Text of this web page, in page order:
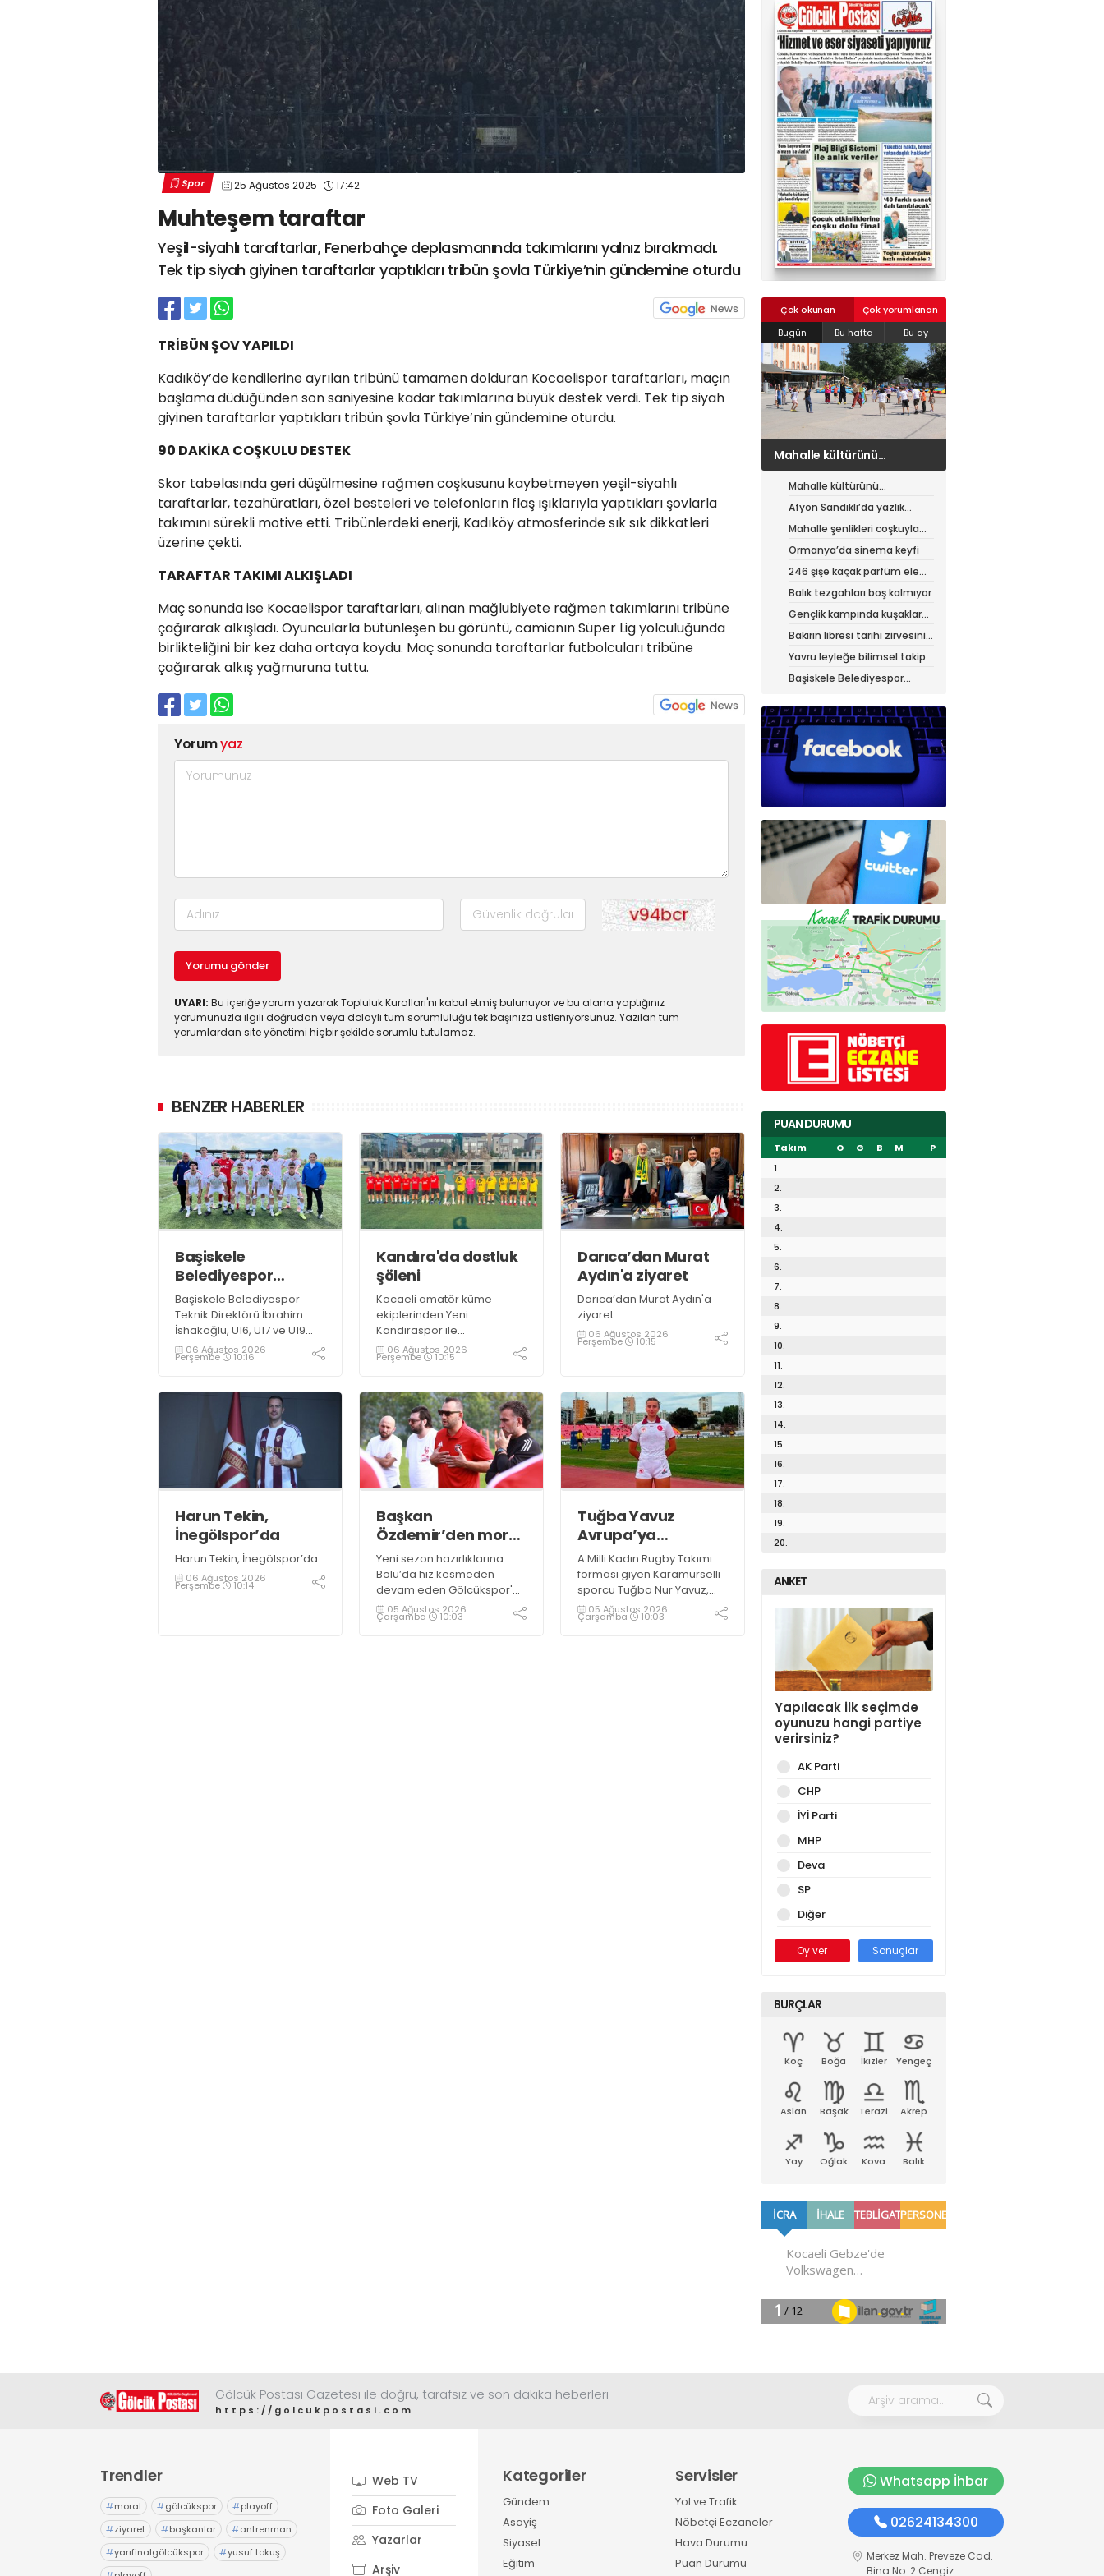
Spor 25 Ağustos 2025 17:42
Muhteşem taraftar
Yeşil-siyahlı taraftarlar, Fenerbahçe deplasmanında takımlarını yalnız bırakmadı.
Tek tip siyah giyinen taraftarlar yaptıkları tribün şovla Türkiye’nin gündemine oturdu
TRİBÜN ŞOV YAPILDI
Kadıköy’de kendilerine ayrılan tribünü tamamen dolduran Kocaelispor taraftarları, maçın
başlama düdüğünden son saniyesine kadar takımlarına büyük destek verdi. Tek tip siyah
giyinen taraftarlar yaptıkları tribün şovla Türkiye’nin gündemine oturdu.
90 DAKİKA COŞKULU DESTEK
Skor tabelasında geri düşülmesine rağmen coşkusunu kaybetmeyen yeşil-siyahlı
taraftarlar, tezahüratları, özel besteleri ve telefonların flaş ışıklarıyla yaptıkları şovlarla
takımını sürekli motive etti. Tribünlerdeki enerji, Kadıköy atmosferinde sık sık dikkatleri
üzerine çekti.
TARAFTAR TAKIMI ALKIŞLADI
Maç sonunda ise Kocaelispor taraftarları, alınan mağlubiyete rağmen takımlarını tribüne
çağırarak alkışladı. Oyuncularla bütünleşen bu görüntü, camianın Süper Lig yolculuğunda
birlikteliğini bir kez daha ortaya koydu. Maç sonunda taraftarlar futbolcuları tribüne
çağırarak alkış yağmuruna tuttu.
Yorumyaz
Yorumu gönder
UYARI: Bu içeriğe yorum yazarak Topluluk Kuralları'nı kabul etmiş bulunuyor ve bu alana yaptığınız
yorumunuzla ilgili doğrudan veya dolaylı tüm sorumluluğu tek başınıza üstleniyorsunuz. Yazılan tüm
yorumlardan site yönetimi hiçbir şekilde sorumlu tutulamaz.
BENZER HABERLER
Başiskele
Belediyespor
Gelişim Ligi’ne hazır
Başiskele Belediyespor
Teknik Direktörü İbrahim
İshakoğlu, U16, U17 ve U19
takımlarının mücadele
edeceği Gelişim Ligi
bulundu. Genç oyuncuların
gelişimine dikkat çeken
İshakoğlu, hedeflerinin
sadece sonuç almak değil,
Türk futboluna örnek
sporcular kazandırmak
olduğunu söyledi
06 Ağustos 2026
Perşembe 10:16
Kandıra'da dostluk
şöleni
Kocaeli amatör küme
ekiplerinden Yeni
Kandıraspor ile
Bekirderespor'un U10, U11 ve
U12 yaş kategorilerindeki
maçında karşılaştı. Yaklaşık
100 genç futbolcunun ter
döktüğü maçların ardından
sporculara Kandıra'nın
yöresel lezzeti mancarlı
pide ve karpuz ikram edildi
06 Ağustos 2026
Perşembe 10:15
Darıca’dan Murat
Aydın'a ziyaret
Darıca’dan Murat Aydın'a
ziyaret
06 Ağustos 2026
Perşembe 10:15
Harun Tekin,
İnegölspor’da
Harun Tekin, İnegölspor’da
06 Ağustos 2026
Perşembe 10:14
Başkan
Özdemir’den moral
ziyareti
Yeni sezon hazırlıklarına
Bolu’da hız kesmeden
devam eden Gölcükspor'a,
Kulüp Başkanı Kadir
Özdemir ve Başkan
05 Ağustos 2026
Çarşamba 10:03
Tuğba Yavuz
Avrupa’ya
hazırlanıyor
A Milli Kadın Rugby Takımı
forması giyen Karamürselli
sporcu Tuğba Nur Yavuz,
Hamburg ve Split'teki
Championship Serisi’nde
05 Ağustos 2026
Çarşamba 10:03
Çok okunan
Çok yorumlanan
Bugün
Bu hafta Bu ay
Afyon Sandıklı’da yazlık
patates hasadı
Mahalle kültürünü
canlandıran şenlik
Afyon Sandıklı’da yazlık
patates hasadı
Mahalle şenlikleri coşkuyla
sürüyor
Ormanya’da sinema keyfi
246 şişe kaçak parfüm ele
geçirildi
Balık tezgahları boş kalmıyor
Gençlik kampında kuşaklar
buluştu
Bakırın libresi tarihi zirvesini
test ediyor
Yavru leyleğe bilimsel takip
Başiskele Belediyespor
PUAN DURUMU
Takım O G B M
P
1.
2.
3.
4.
5.
6.
7.
8.
9.
10.
11.
12.
13.
14.
15.
16.
17.
18.
19.
20.
ANKET
Yapılacak ilk seçimde
oyunuzu hangi partiye
verirsiniz?
AK Parti
CHP
İYİ Parti
MHP
Deva
SP
Diğer
Oy ver Sonuçlar
BURÇLAR
Koç Boğa İkizler Yengeç
Aslan Başak Terazi Akrep
Yay Oğlak Kova Balık
Gölcük Postası Gazetesi ile doğru, tarafsız ve son dakika heberleri
https://golcukpostasi.com
Trendler
#moral #gölcükspor #playoff
#ziyaret #başkanlar #antrenman
#yarıfinalgölcükspor #yusuf tokuş
Web TV
Foto Galeri
Yazarlar
Arşiv
Kategoriler
Gündem
Asayiş
Siyaset
Eğitim
Servisler
Yol ve Trafik
Nöbetçi Eczaneler
Hava Durumu
Puan Durumu
Whatsapp İhbar
02624134300
Merkez Mah. Preveze Cad.
Bina No: 2 Cengiz
02624132333
haber@golcukpostasi.com